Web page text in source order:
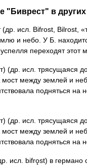
"Биврест" в
исл. Bifrost, Bilrost,
и небо. У Б.
переходят этот
(др. исл. трясущаяся
мост между землей и
подняться
(др. исл. трясущаяся
мост между землей и
подняться
исл. bifrǫst) в